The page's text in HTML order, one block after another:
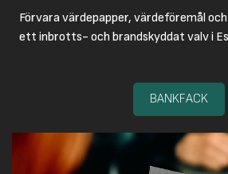
Förvara värdepapper, värdeföremål
ett inbrotts- och brandskyddat valv i
BANKFACK